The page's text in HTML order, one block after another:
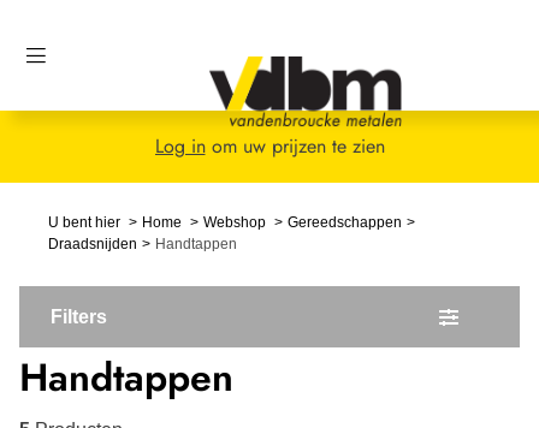
Log inom uw prijzen te zien
U bent hier Home Webshop
Gereedschappen
Draadsnijden
Handtappen
Filters
Handtappen